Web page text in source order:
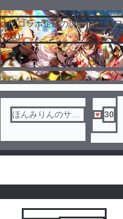
2
大型コラボ企画の説明！(ロスワ
の奴)
ほんみりんのサブ
30